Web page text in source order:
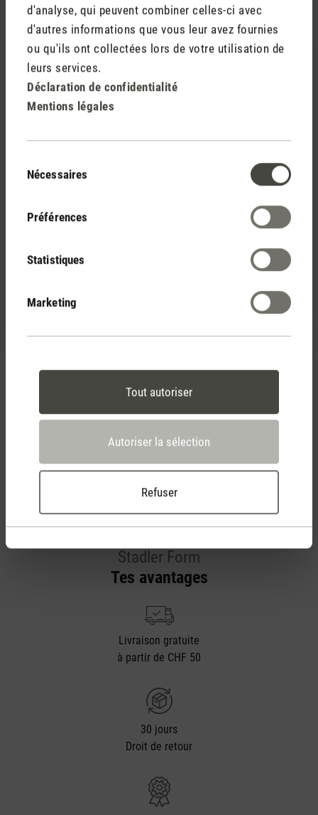
d'analyse, qui peuvent combiner celles-ci avec
d'autres informations que vous leur avez fournies
ou qu'ils ont collectées lors de votre utilisation de
leurs services.
Déclaration de confidentialité
Mentions légales
du
Nécessaires
Préférences
Statistiques
Marketing
Tout autoriser
Autoriser la sélection
Refuser
18 février 2026 18:49
Évaluation avec une note de 5 sur 5 étoiles
Bester diffuser
beduftet.
Ich hatte zuerst ein gebrauchtes Gerät bekommen,
mir ein neues Gerät zugeschickt.
diffuser wär ein Timer.
Stadler Form
Tes avantages
Livraison gratuite
à partir de CHF 50
30 jours
Droit de retour